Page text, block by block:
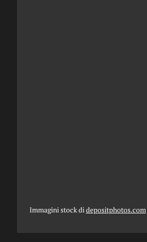
Immagini stock didepositphotos.com